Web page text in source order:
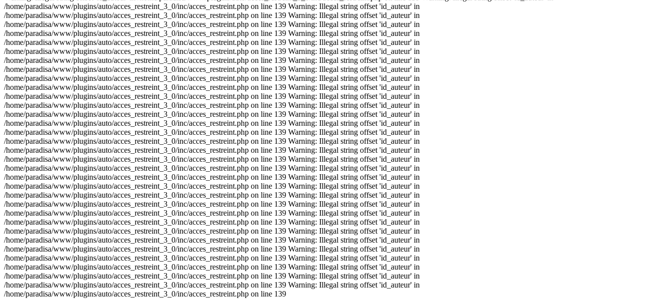
/home/paradisa/www/plugins/auto/acces_restreint_3_0/inc/acces_restreint.php on line 139 Warning: Illegal string offset 'id_auteur' in
/home/paradisa/www/plugins/auto/acces_restreint_3_0/inc/acces_restreint.php on line 139 Warning: Illegal string offset 'id_auteur' in
/home/paradisa/www/plugins/auto/acces_restreint_3_0/inc/acces_restreint.php on line 139 Warning: Illegal string offset 'id_auteur' in
/home/paradisa/www/plugins/auto/acces_restreint_3_0/inc/acces_restreint.php on line 139 Warning: Illegal string offset 'id_auteur' in
/home/paradisa/www/plugins/auto/acces_restreint_3_0/inc/acces_restreint.php on line 139 Warning: Illegal string offset 'id_auteur' in
/home/paradisa/www/plugins/auto/acces_restreint_3_0/inc/acces_restreint.php on line 139 Warning: Illegal string offset 'id_auteur' in
/home/paradisa/www/plugins/auto/acces_restreint_3_0/inc/acces_restreint.php on line 139 Warning: Illegal string offset 'id_auteur' in
/home/paradisa/www/plugins/auto/acces_restreint_3_0/inc/acces_restreint.php on line 139 Warning: Illegal string offset 'id_auteur' in
/home/paradisa/www/plugins/auto/acces_restreint_3_0/inc/acces_restreint.php on line 139 Warning: Illegal string offset 'id_auteur' in
/home/paradisa/www/plugins/auto/acces_restreint_3_0/inc/acces_restreint.php on line 139 Warning: Illegal string offset 'id_auteur' in
/home/paradisa/www/plugins/auto/acces_restreint_3_0/inc/acces_restreint.php on line 139 Warning: Illegal string offset 'id_auteur' in
/home/paradisa/www/plugins/auto/acces_restreint_3_0/inc/acces_restreint.php on line 139 Warning: Illegal string offset 'id_auteur' in
/home/paradisa/www/plugins/auto/acces_restreint_3_0/inc/acces_restreint.php on line 139 Warning: Illegal string offset 'id_auteur' in
/home/paradisa/www/plugins/auto/acces_restreint_3_0/inc/acces_restreint.php on line 139 Warning: Illegal string offset 'id_auteur' in
/home/paradisa/www/plugins/auto/acces_restreint_3_0/inc/acces_restreint.php on line 139 Warning: Illegal string offset 'id_auteur' in
/home/paradisa/www/plugins/auto/acces_restreint_3_0/inc/acces_restreint.php on line 139 Warning: Illegal string offset 'id_auteur' in
/home/paradisa/www/plugins/auto/acces_restreint_3_0/inc/acces_restreint.php on line 139 Warning: Illegal string offset 'id_auteur' in
/home/paradisa/www/plugins/auto/acces_restreint_3_0/inc/acces_restreint.php on line 139 Warning: Illegal string offset 'id_auteur' in
/home/paradisa/www/plugins/auto/acces_restreint_3_0/inc/acces_restreint.php on line 139 Warning: Illegal string offset 'id_auteur' in
/home/paradisa/www/plugins/auto/acces_restreint_3_0/inc/acces_restreint.php on line 139 Warning: Illegal string offset 'id_auteur' in
/home/paradisa/www/plugins/auto/acces_restreint_3_0/inc/acces_restreint.php on line 139 Warning: Illegal string offset 'id_auteur' in
/home/paradisa/www/plugins/auto/acces_restreint_3_0/inc/acces_restreint.php on line 139 Warning: Illegal string offset 'id_auteur' in
/home/paradisa/www/plugins/auto/acces_restreint_3_0/inc/acces_restreint.php on line 139 Warning: Illegal string offset 'id_auteur' in
/home/paradisa/www/plugins/auto/acces_restreint_3_0/inc/acces_restreint.php on line 139 Warning: Illegal string offset 'id_auteur' in
/home/paradisa/www/plugins/auto/acces_restreint_3_0/inc/acces_restreint.php on line 139 Warning: Illegal string offset 'id_auteur' in
/home/paradisa/www/plugins/auto/acces_restreint_3_0/inc/acces_restreint.php on line 139 Warning: Illegal string offset 'id_auteur' in
/home/paradisa/www/plugins/auto/acces_restreint_3_0/inc/acces_restreint.php on line 139 Warning: Illegal string offset 'id_auteur' in
/home/paradisa/www/plugins/auto/acces_restreint_3_0/inc/acces_restreint.php on line 139 Warning: Illegal string offset 'id_auteur' in
/home/paradisa/www/plugins/auto/acces_restreint_3_0/inc/acces_restreint.php on line 139 Warning: Illegal string offset 'id_auteur' in
/home/paradisa/www/plugins/auto/acces_restreint_3_0/inc/acces_restreint.php on line 139 Warning: Illegal string offset 'id_auteur' in
/home/paradisa/www/plugins/auto/acces_restreint_3_0/inc/acces_restreint.php on line 139 Warning: Illegal string offset 'id_auteur' in
/home/paradisa/www/plugins/auto/acces_restreint_3_0/inc/acces_restreint.php on line 139 Warning: Illegal string offset 'id_auteur' in
/home/paradisa/www/plugins/auto/acces_restreint_3_0/inc/acces_restreint.php on line 139